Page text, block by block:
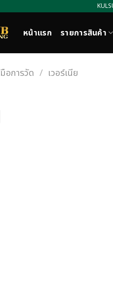
หน้าแรก รายการสินค้า
อการวัด / เวอร์เนีย